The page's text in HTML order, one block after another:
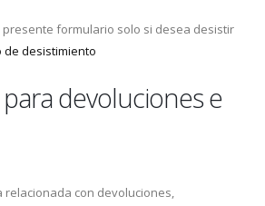
presente formulario solo si desea desistir
desistimiento
devoluciones e
relacionada con devoluciones,